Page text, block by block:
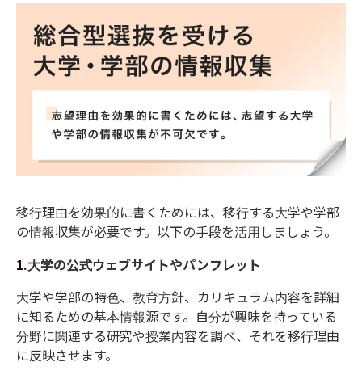
移行理由を効果的に書くためには、移行する大学や学部
の情報収集が必要です。以下の手段を活用しましょう。
1.大学の公式ウェブサイトやパンフレット
大学や学部の特色、教育方針、カリキュラム内容を詳細
に知るための基本情報源です。 自分が興味を持っている
分野に関連する研究や授業内容を調べ、それを移行理由
に反映させます。